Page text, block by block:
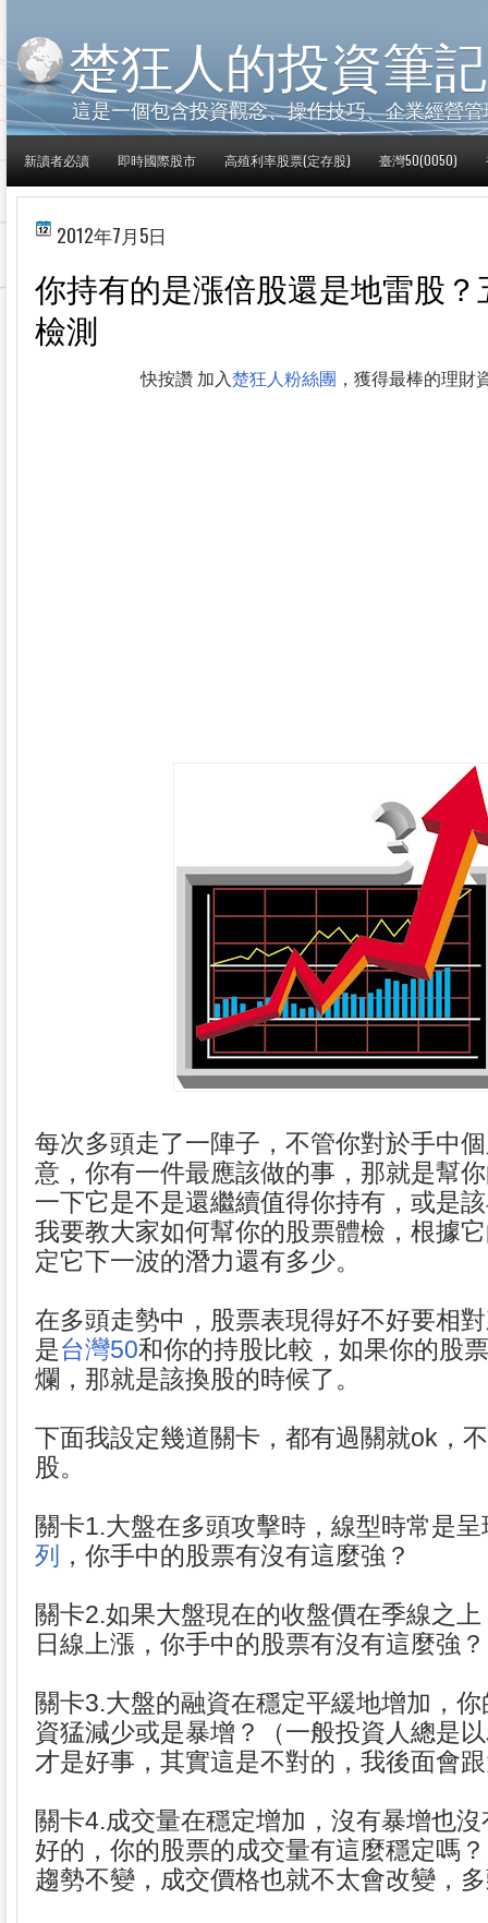
楚狂人的投資筆記
這是一個包含投資觀念、操作技巧、企業經營
新讀者必讀 即時國際股市 高殖利率股票(定存股) 臺灣50(0050)
2012年7月5日
你持有的是漲倍股還是地雷股
檢測
快按讚 加入楚狂人粉絲團 ，獲得最棒的理財
每次多頭走了一陣子，不管你對於手中
意，你有一件最應該做的事，那就是幫
一下它是不是還繼續值得你持有，或是
我要教大家如何幫你的股票體檢，根據
定它下一波的潛力還有多少。
在多頭走勢中，股票表現得好不好要相
是台灣50和你的持股比較，如果你的股
爛，那就是該換股的時候了。
下面我設定幾道關卡，都有過關就ok，
股。
關卡1.大盤在多頭攻擊時，線型時常是
列
，你手中的股票有沒有這麼強？
關卡2.如果大盤現在的收盤價在季線之
日線上漲，你手中的股票有沒有這麼強？
關卡3.大盤的融資在穩定平緩地增加，
資猛減少或是暴增？（一般投資人總是
才是好事，其實這是不對的，我後面會
關卡4.成交量在穩定增加，沒有暴增也
好的，你的股票的成交量有這麼穩定嗎
趨勢不變，成交價格也就不太會改變，